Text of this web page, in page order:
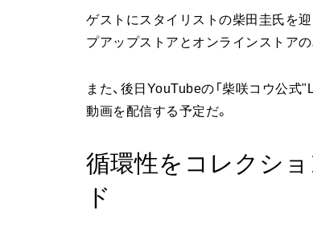
ゲストにスタイリストの柴田圭氏を
プアップストアとオンラインストア
また、後日YouTubeの「柴咲コウ公
動画を配信する予定だ。
循環性をコレクシ
ド